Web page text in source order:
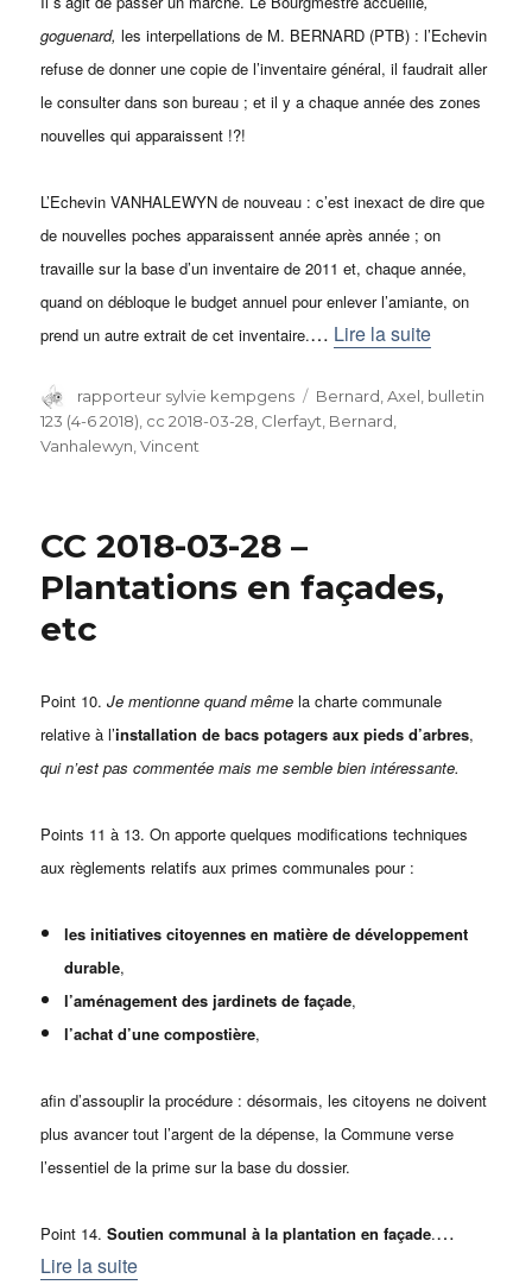
goguenard, les interpellations de M. BERNARD (PTB) : l’Echevin
refuse de donner une copie de l’inventaire général, il faudrait aller
le consulter dans son bureau ; et il y a chaque année des zones
nouvelles qui apparaissent !?!
L’Echevin VANHALEWYN de nouveau : c’est inexact de dire que
de nouvelles poches apparaissent année après année ; on
travaille sur la base d’un inventaire de 2011 et, chaque année,
quand on débloque le budget annuel pour enlever l’amiante, on
prend un autre extrait de cet inventaire.… Lire la suite
Auteur
rapporteur sylvie kempgens Catégories
Bernard, Axel bulletin
123 (4-6 2018) cc 2018-03-28 Clerfayt, Bernard
Vanhalewyn, Vincent
CC 2018-03-28 –
Plantations en façades,
etc
Point 10.Je mentionne quand même la charte communale
relative à l’installation de bacs potagers aux pieds d’arbres,
qui n’est pas commentée mais me semble bien intéressante.
Points 11 à 13. On apporte quelques modifications techniques
aux règlements relatifs aux primes communales pour :
les initiatives citoyennes en matière de développement
durable,
l’aménagement des jardinets de façade,
l’achat d’une compostière,
afin d’assouplir la procédure : désormais, les citoyens ne doivent
plus avancer tout l’argent de la dépense, la Commune verse
l’essentiel de la prime sur la base du dossier.
Point 14.Soutien communal à la plantation en façade.…
Lire la suite